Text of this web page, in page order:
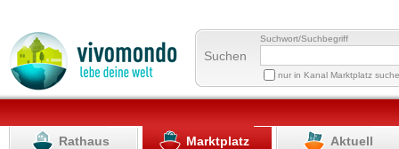
Suchen
Suchwort/Suchbegriff
nur in Kanal Marktplatz
Rathaus Marktplatz Aktuell